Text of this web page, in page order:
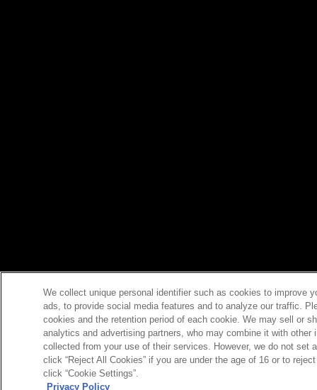
We collect unique personal identifier such as cookies to improve
ads, to provide social media features and to analyze our traffic.
cookies and the retention period of each cookie. We may sell or
analytics and advertising partners, who may combine it with
collected from your use of their services. However, we do not set
click “Reject All Cookies” if you are under the age of 16 or to
click “Cookie Settings”.
Privacy Policy